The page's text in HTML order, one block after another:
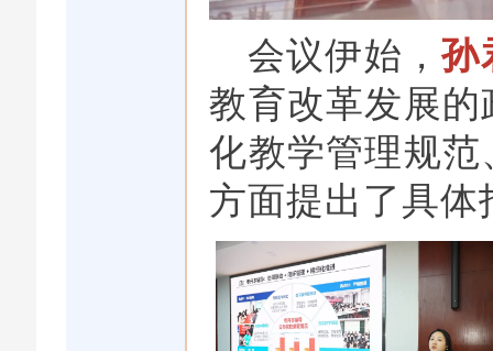
会议伊始，孙
教育改革发展
化教学管理规
方面提出了具体